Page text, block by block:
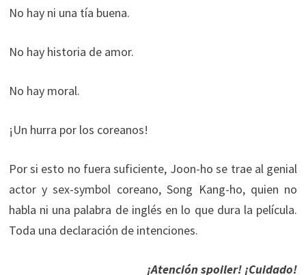
No hay ni una tía buena.
No hay historia de amor.
No hay moral.
¡Un hurra por los coreanos!
Por si esto no fuera suficiente, Joon-ho se trae al genial
actor y sex-symbol coreano, Song Kang-ho, quien no
habla ni una palabra de inglés en lo que dura la película.
Toda una declaración de intenciones.
¡Atención spoiler! ¡Cuidado!